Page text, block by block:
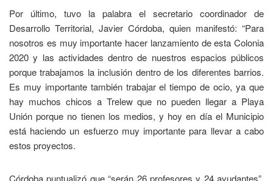
Por último, tuvo la palabra el secretario coordinador de
Desarrollo Territorial, Javier Córdoba, quien manifestó: “Para
nosotros es muy importante hacer lanzamiento de esta Colonia
2020 y las actividades dentro de nuestros espacios públicos
porque trabajamos la inclusión dentro de los diferentes barrios.
Es muy importante también trabajar el tiempo de ocio, ya que
hay muchos chicos a Trelew que no pueden llegar a Playa
Unión porque no tienen los medios, y hoy en día el Municipio
está haciendo un esfuerzo muy importante para llevar a cabo
estos proyectos.
Córdoba puntualizó que “serán 26 profesores y 24 ayudantes”,